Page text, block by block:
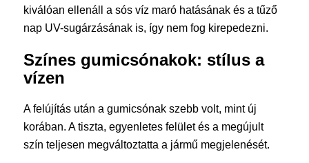
kiválóan ellenáll a sós víz maró hatásának és a tűző
nap UV-sugárzásának is, így nem fog kirepedezni.
Színes gumicsónakok: stílus a
vízen
A felújítás után a gumicsónak szebb volt, mint új
korában. A tiszta, egyenletes felület és a megújult
szín teljesen megváltoztatta a jármű megjelenését.